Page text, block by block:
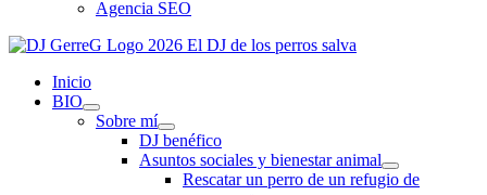
Agencia SEO
Inicio
BIO
Sobre mí
DJ benéfico
Asuntos sociales y bienestar animal
Rescatar un perro de un refugio de